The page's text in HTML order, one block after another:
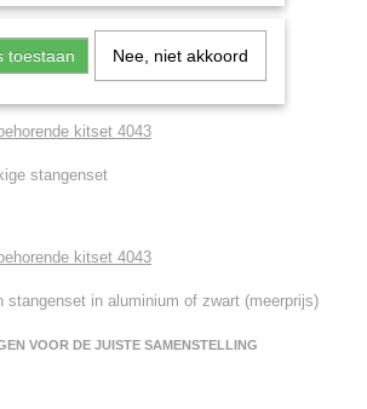
kitset 4043
stangenset
kitset 4043
stangenset in aluminium of zwart (meerprijs)
VOOR DE JUISTE SAMENSTELLING
toestaan Nee, niet akkoord